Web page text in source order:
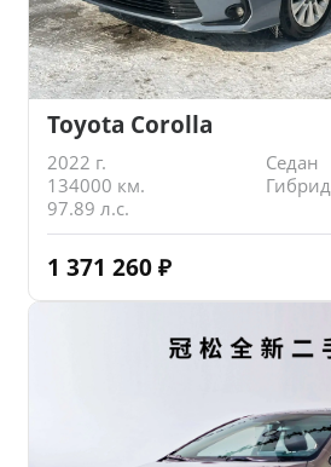
Toyota Corolla
2022 г.
Седан
134000 км.
Гибрид
97.89 л.с.
1 371 260 ₽